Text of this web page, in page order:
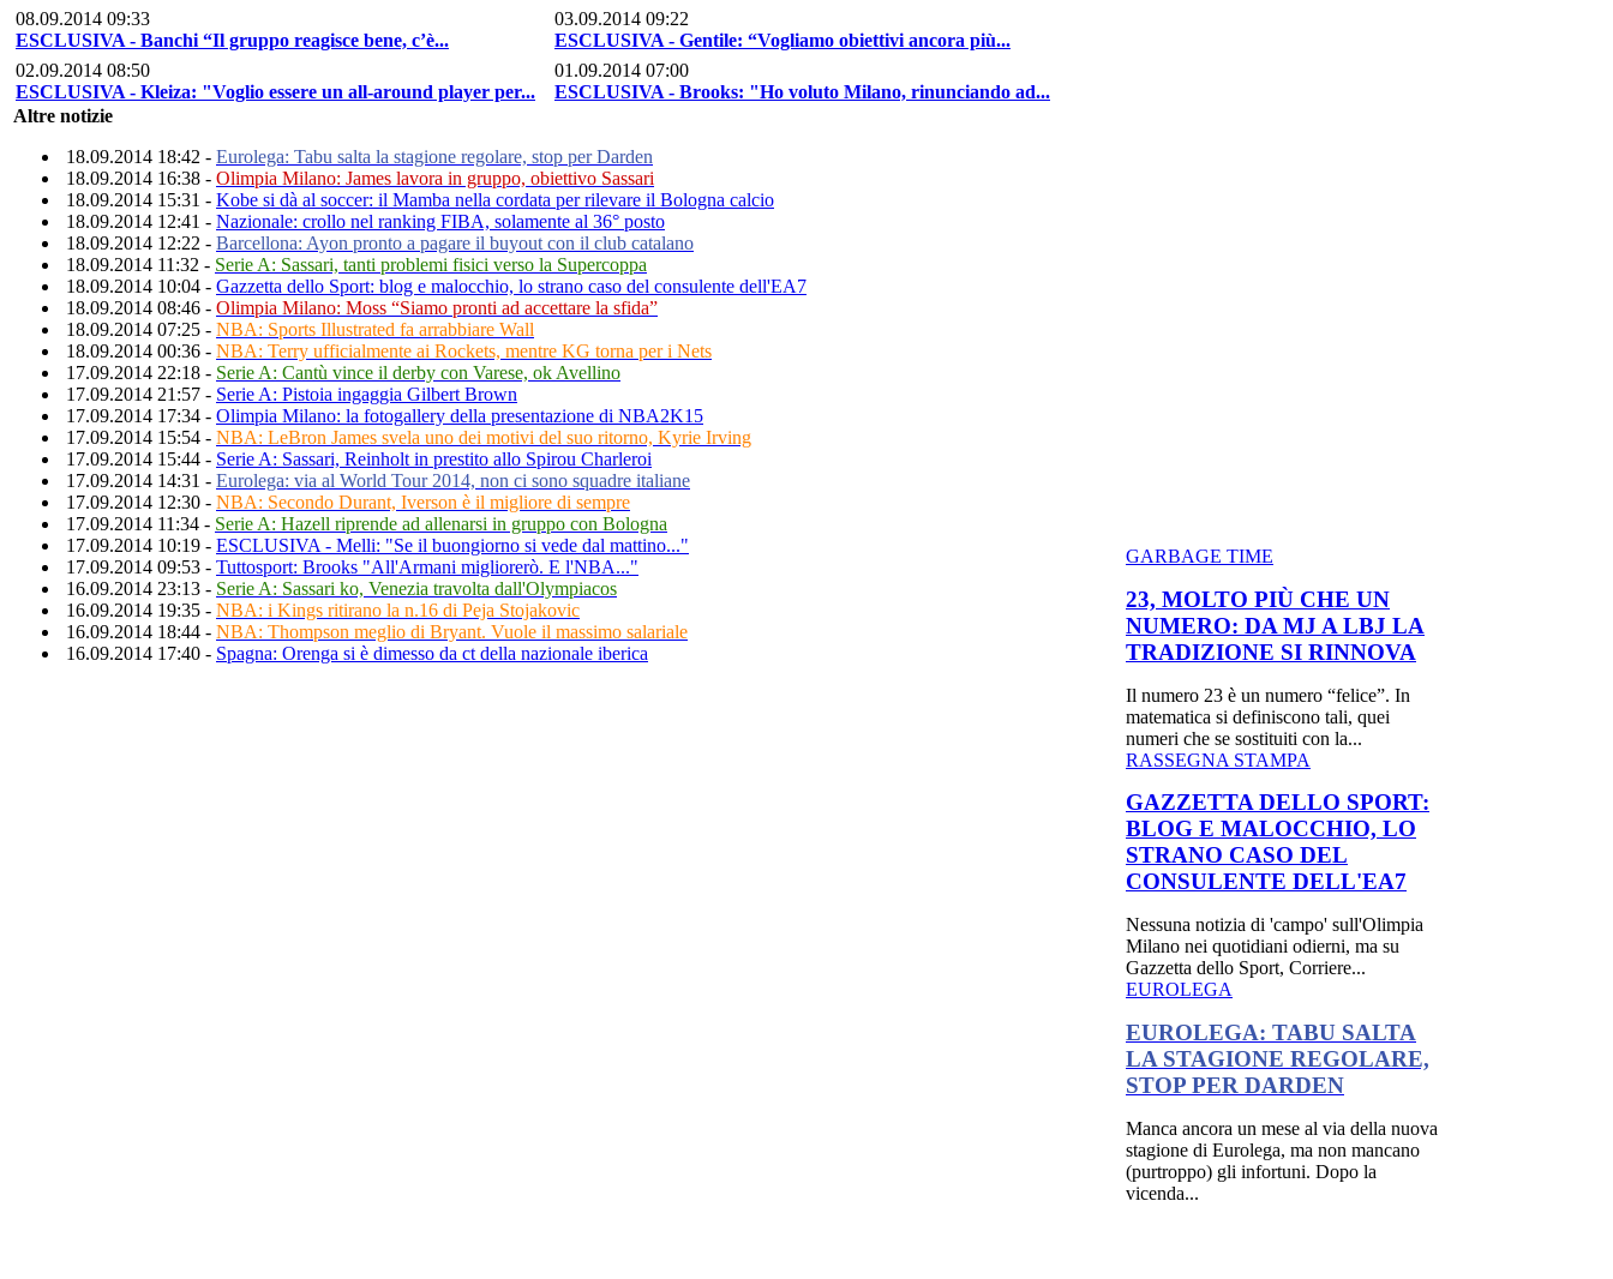
08.09.2014 09:33
ESCLUSIVA - Banchi “Il gruppo reagisce bene, c’è...
03.09.2014 09:22
ESCLUSIVA - Gentile: “Vogliamo obiettivi ancora più...
02.09.2014 08:50
ESCLUSIVA - Kleiza: "Voglio essere un all-around player per...
01.09.2014 07:00
ESCLUSIVA - Brooks: "Ho voluto Milano, rinunciando ad...
Altre notizie
18.09.2014 18:42 - Eurolega: Tabu salta la stagione regolare, stop per Darden
18.09.2014 16:38 - Olimpia Milano: James lavora in gruppo, obiettivo Sassari
18.09.2014 15:31 - Kobe si dà al soccer: il Mamba nella cordata per rilevare il Bologna calcio
18.09.2014 12:41 - Nazionale: crollo nel ranking FIBA, solamente al 36° posto
18.09.2014 12:22 - Barcellona: Ayon pronto a pagare il buyout con il club catalano
18.09.2014 11:32 - Serie A: Sassari, tanti problemi fisici verso la Supercoppa
18.09.2014 10:04 - Gazzetta dello Sport: blog e malocchio, lo strano caso del consulente dell'EA7
18.09.2014 08:46 - Olimpia Milano: Moss “Siamo pronti ad accettare la sfida”
18.09.2014 07:25 - NBA: Sports Illustrated fa arrabbiare Wall
18.09.2014 00:36 - NBA: Terry ufficialmente ai Rockets, mentre KG torna per i Nets
17.09.2014 22:18 - Serie A: Cantù vince il derby con Varese, ok Avellino
17.09.2014 21:57 - Serie A: Pistoia ingaggia Gilbert Brown
17.09.2014 17:34 - Olimpia Milano: la fotogallery della presentazione di NBA2K15
17.09.2014 15:54 - NBA: LeBron James svela uno dei motivi del suo ritorno, Kyrie Irving
17.09.2014 15:44 - Serie A: Sassari, Reinholt in prestito allo Spirou Charleroi
17.09.2014 14:31 - Eurolega: via al World Tour 2014, non ci sono squadre italiane
17.09.2014 12:30 - NBA: Secondo Durant, Iverson è il migliore di sempre
17.09.2014 11:34 - Serie A: Hazell riprende ad allenarsi in gruppo con Bologna
17.09.2014 10:19 - ESCLUSIVA - Melli: "Se il buongiorno si vede dal mattino..."
17.09.2014 09:53 - Tuttosport: Brooks "All'Armani migliorerò. E l'NBA..."
16.09.2014 23:13 - Serie A: Sassari ko, Venezia travolta dall'Olympiacos
16.09.2014 19:35 - NBA: i Kings ritirano la n.16 di Peja Stojakovic
16.09.2014 18:44 - NBA: Thompson meglio di Bryant. Vuole il massimo salariale
16.09.2014 17:40 - Spagna: Orenga si è dimesso da ct della nazionale iberica
GARBAGE TIME
23, MOLTO PIÙ CHE UN
NUMERO: DA MJ A LBJ LA
TRADIZIONE SI RINNOVA
Il numero 23 è un numero “felice”. In
matematica si definiscono tali, quei
numeri che se sostituiti con la...
RASSEGNA STAMPA
GAZZETTA DELLO SPORT:
BLOG E MALOCCHIO, LO
STRANO CASO DEL
CONSULENTE DELL'EA7
Nessuna notizia di 'campo' sull'Olimpia
Milano nei quotidiani odierni, ma su
Gazzetta dello Sport, Corriere...
EUROLEGA
EUROLEGA: TABU SALTA
LA STAGIONE REGOLARE,
STOP PER DARDEN
Manca ancora un mese al via della nuova
stagione di Eurolega, ma non mancano
(purtroppo) gli infortuni. Dopo la
vicenda...